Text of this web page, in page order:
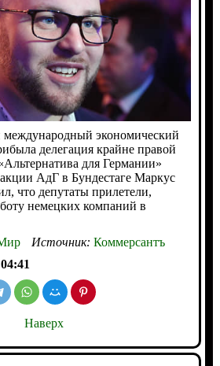
международный экономический
делегация крайне правой
для Германии»
АдГ в Бундестаге Маркус
что депутаты прилетели,
немецких компаний в
Источник: Коммерсантъ
Наверх